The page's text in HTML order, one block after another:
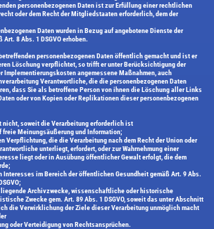
personenbezogenen Daten ist zur Erfüllung einer rechtlichen
oder dem Recht der Mitgliedstaaten erforderlich, dem der
Daten wurden in Bezug auf angebotene Dienste der
8 Abs. 1 DSGVO erhoben.
personenbezogenen Daten öffentlich gemacht und ist er
Löschung verpflichtet, so trifft er unter Berücksichtigung der
Implementierungskosten angemessene Maßnahmen, auch
Verantwortliche, die die personenbezogenen Daten
dass Sie als betroffene Person von ihnen die Löschung aller Links
oder von Kopien oder Replikationen dieser personenbezogenen
nicht, soweit die Verarbeitung erforderlich ist
freie Meinungsäußerung und Information;
Verpflichtung, die die Verarbeitung nach dem Recht der Union oder
unterliegt, erfordert, oder zur Wahrnehmung einer
liegt oder in Ausübung öffentlicher Gewalt erfolgt, die dem
Interesses im Bereich der öffentlichen Gesundheit gemäß Art. 9 Abs.
Archivzwecke, wissenschaftliche oder historische
Zwecke gem. Art. 89 Abs. 1 DSGVO, soweit das unter Abschnitt
die Verwirklichung der Ziele dieser Verarbeitung unmöglich macht
oder Verteidigung von Rechtsansprüchen.